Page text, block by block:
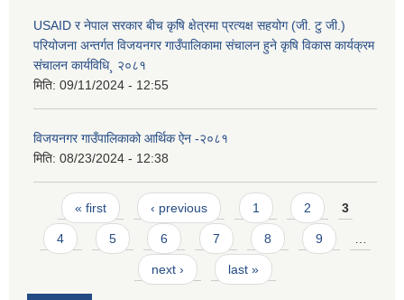
USAID र नेपाल सरकार बीच कृषि क्षेत्रमा प्रत्यक्ष सहयोग (जी. टु जी.)
परियोजना अन्तर्गत विजयनगर गाउँपालिकामा संचालन हुने कृषि विकास कार्यक्रम
संचालन कार्यविधि¸ २०८१
मिति: 09/11/2024 - 12:55
विजयनगर गाउँपालिकाको आर्थिक ऐन -२०८१
मिति: 08/23/2024 - 12:38
Pages
« first ‹ previous 1 2 3
4 5 6 7 8 9
next › last »